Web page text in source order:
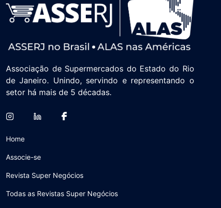
Associação de Supermercados do Estado do Rio
de Janeiro. Unindo, servindo e representando o
setor há mais de 5 décadas.
Home
Associe-se
Revista Super Negócios
Todas as Revistas Super Negócios